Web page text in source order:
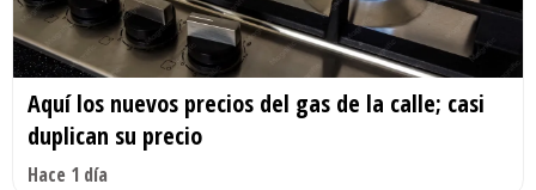
Aquí los nuevos precios del gas de la calle; casi
duplican su precio
Hace 1 día